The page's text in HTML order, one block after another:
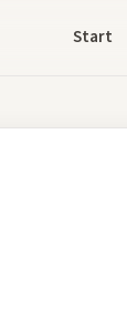
Start